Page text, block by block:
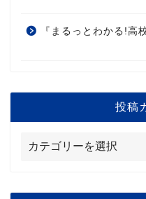
『まるっとわかる!高
投稿